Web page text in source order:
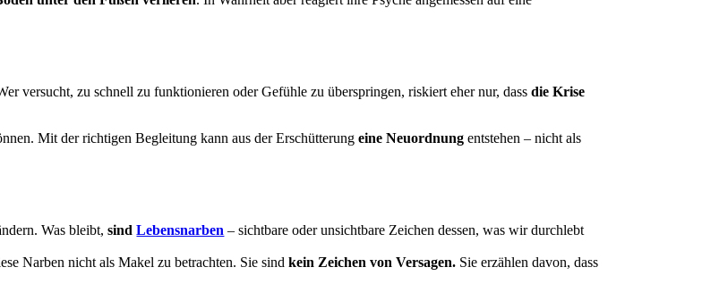
versucht, zu schnell zu funktionieren oder Gefühle zu überspringen, riskiert eher nur, dassdie Krise
Mit der richtigen Begleitung kann aus der Erschütterungeine Neuordnungentstehen – nicht als
Was bleibt,sindLebensnarben – sichtbare oder unsichtbare Zeichen dessen, was wir durchlebt
Narben nicht als Makel zu betrachten. Sie sindkein Zeichen von Versagen. Sie erzählen davon, dass